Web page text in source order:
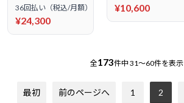
36回払い（税込/月額）
¥24,300
¥10,600
全173件中 31～60件を表示
最初 前のページへ 1 2